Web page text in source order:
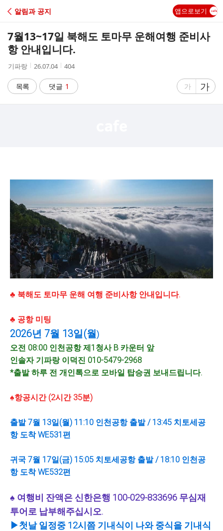
C
A
알림과 공지 앱으로보기
7월13~17일 북해도 토마무 운해여행 준비사
항 안내입니다.
작
자
기파랑
작
시
간
26.07.04
조
수
404
목록 댓글 1
글
가
글
자
가
♣ 북해도 토마무 운해 여행 준비사항 안내입니다.
♣ 공항 미팅
2026년 7월 13일(월)
오전 08:00 인천공항 제1청사 B 카운터 앞
인솔자 기파랑 이덕진 010-5479-2968
*출발 하루 전 개인톡으로 모바일 탑승권 보내드립니다.
♠항공시간 (2시간 35분)
출발 7월 13일(월) 11:10 인천공항 출발 / 13:45 치토세공
항 도착 WE531편
귀국 7월 17일(금) 15:05 치토세공항 출발 / 18:10 인천공
항 도착 WE532편
♠ 여행비 잔액은 신한은행 100-029-833696 무심재
투어로 납부해주십시오.
▶첫날 일정중 12시쯤 기내식이 나와 중식을 기내식